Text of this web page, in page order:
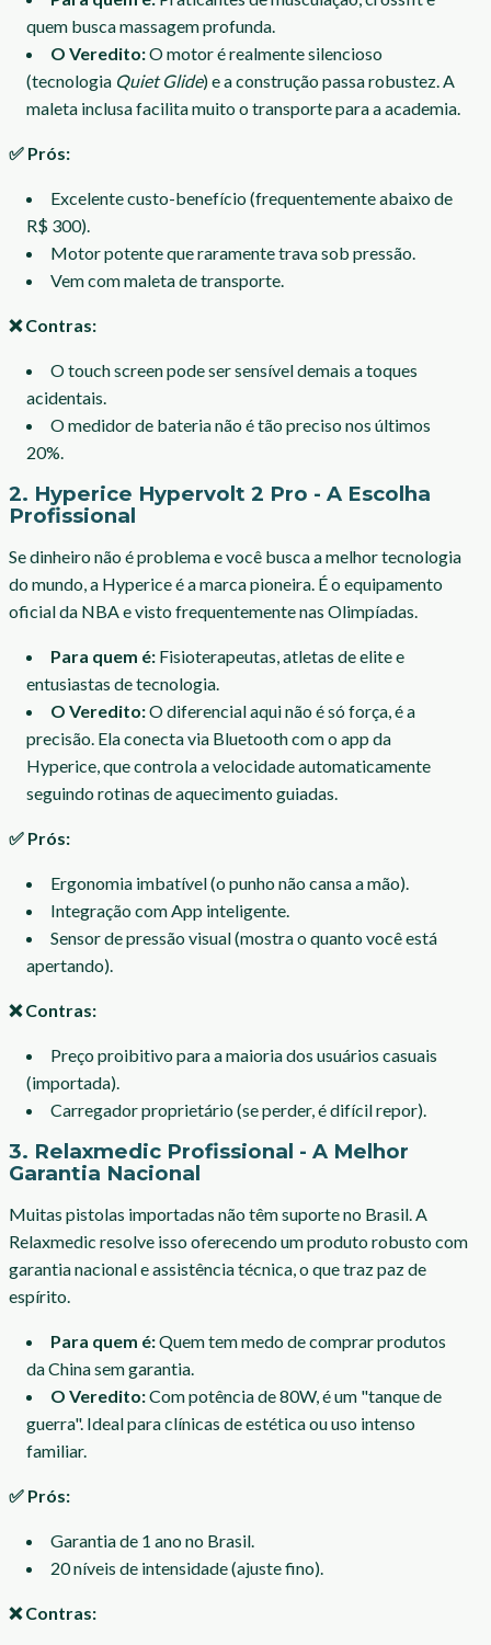
quem busca massagem profunda.
O Veredito:O motor é realmente silencioso
(tecnologia Quiet Glide) e a construção passa robustez. A
maleta inclusa facilita muito o transporte para a academia.
✅ Prós:
Excelente custo-benefício (frequentemente abaixo de
R$ 300).
Motor potente que raramente trava sob pressão.
Vem com maleta de transporte.
❌ Contras:
O touch screen pode ser sensível demais a toques
acidentais.
O medidor de bateria não é tão preciso nos últimos
20%.
2. Hyperice Hypervolt 2 Pro - A Escolha
Profissional
Se dinheiro não é problema e você busca a melhor tecnologia
do mundo, a Hyperice é a marca pioneira. É o equipamento
oficial da NBA e visto frequentemente nas Olimpíadas.
Para quem é: Fisioterapeutas, atletas de elite e
entusiastas de tecnologia.
O Veredito:O diferencial aqui não é só força, é a
precisão. Ela conecta via Bluetooth com o app da
Hyperice, que controla a velocidade automaticamente
seguindo rotinas de aquecimento guiadas.
✅ Prós:
Ergonomia imbatível (o punho não cansa a mão).
Integração com App inteligente.
Sensor de pressão visual (mostra o quanto você está
apertando).
❌ Contras:
Preço proibitivo para a maioria dos usuários casuais
(importada).
Carregador proprietário (se perder, é difícil repor).
3. Relaxmedic Profissional - A Melhor
Garantia Nacional
Muitas pistolas importadas não têm suporte no Brasil. A
Relaxmedic resolve isso oferecendo um produto robusto com
garantia nacional e assistência técnica, o que traz paz de
espírito.
Para quem é:Quem tem medo de comprar produtos
da China sem garantia.
O Veredito:Com potência de 80W, é um "tanque de
guerra". Ideal para clínicas de estética ou uso intenso
familiar.
✅ Prós:
Garantia de 1 ano no Brasil.
20 níveis de intensidade (ajuste fino).
❌ Contras: